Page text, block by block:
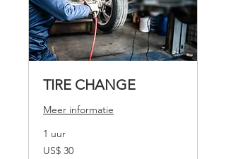
TIRE CHANGE
Meer informatie
1 uur
30
Amerikaanse
US$ 30